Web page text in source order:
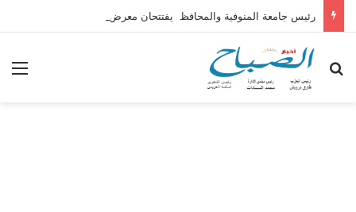
بحث عن